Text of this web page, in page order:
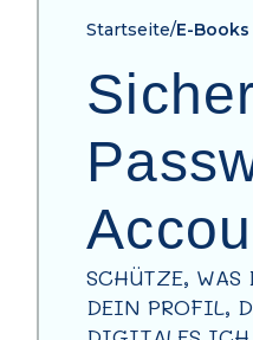
Startseite E-Books
SCHÜTZE,
DEIN PROFIL,